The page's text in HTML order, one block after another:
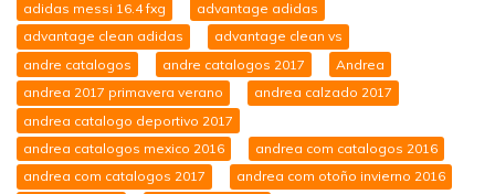
adidas messi 16.4 fxg
advantage adidas
advantage clean adidas
advantage clean vs
andre catalogos
andre catalogos 2017
Andrea
andrea 2017 primavera verano
andrea calzado 2017
andrea catalogo deportivo 2017
andrea catalogos mexico 2016
andrea com catalogos 2016
andrea com catalogos 2017
andrea com otoño invierno 2016